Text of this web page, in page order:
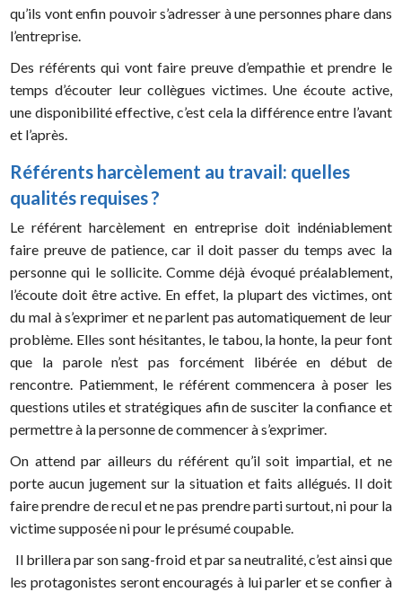
qu’ils vont enfin pouvoir s’adresser à une personnes phare dans
l’entreprise.
Des référents qui vont faire preuve d’empathie et prendre le
temps d’écouter leur collègues victimes. Une écoute active,
une disponibilité effective, c’est cela la différence entre l’avant
et l’après.
Référents harcèlement au travail: quelles
qualités requises ?
Le référent harcèlement en entreprise doit indéniablement
faire preuve de patience, car il doit passer du temps avec la
personne qui le sollicite. Comme déjà évoqué préalablement,
l’écoute doit être active. En effet, la plupart des victimes, ont
du mal à s’exprimer et ne parlent pas automatiquement de leur
problème. Elles sont hésitantes, le tabou, la honte, la peur font
que la parole n’est pas forcément libérée en début de
rencontre. Patiemment, le référent commencera à poser les
questions utiles et stratégiques afin de susciter la confiance et
permettre à la personne de commencer à s’exprimer.
On attend par ailleurs du référent qu’il soit impartial, et ne
porte aucun jugement sur la situation et faits allégués. Il doit
faire prendre de recul et ne pas prendre parti surtout, ni pour la
victime supposée ni pour le présumé coupable.
Il brillera par son sang-froid et par sa neutralité, c’est ainsi que
les protagonistes seront encouragés à lui parler et se confier à